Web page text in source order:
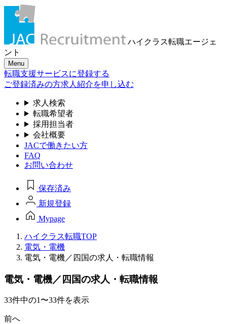
ハイクラス転職エージェ
ント
Menu
転職支援サービスに登録する
ご登録済みの方求人紹介を申し込む
求人検索
転職希望者
採用担当者
会社概要
JACで働きたい方
FAQ
お問い合わせ
保存済み
新規登録
Mypage
ハイクラス転職TOP
電気・電機
電気・電機／四国の求人・転職情報
電気・電機／四国の求人・転職情報
33件中の1〜33件を表示
前へ